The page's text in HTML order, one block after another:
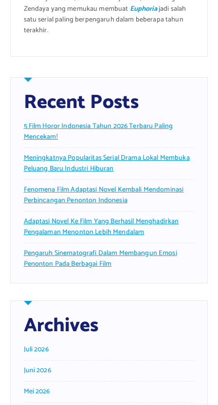
Zendaya yang memukau membuat Euphoriajadi salah
satu serial paling berpengaruh dalam beberapa tahun
terakhir.
Recent Posts
5 Film Horor Indonesia Tahun 2026 Terbaru Paling
Mencekam!
Meningkatnya Popularitas Serial Drama Lokal Membuka
Peluang Baru Industri Hiburan
Fenomena Film Adaptasi Novel Kembali Mendominasi
Perbincangan Penonton Indonesia
Adaptasi Novel Ke Film Yang Berhasil Menghadirkan
Pengalaman Menonton Lebih Mendalam
Pengaruh Sinematografi Dalam Membangun Emosi
Penonton Pada Berbagai Film
Archives
Juli 2026
Juni 2026
Mei 2026